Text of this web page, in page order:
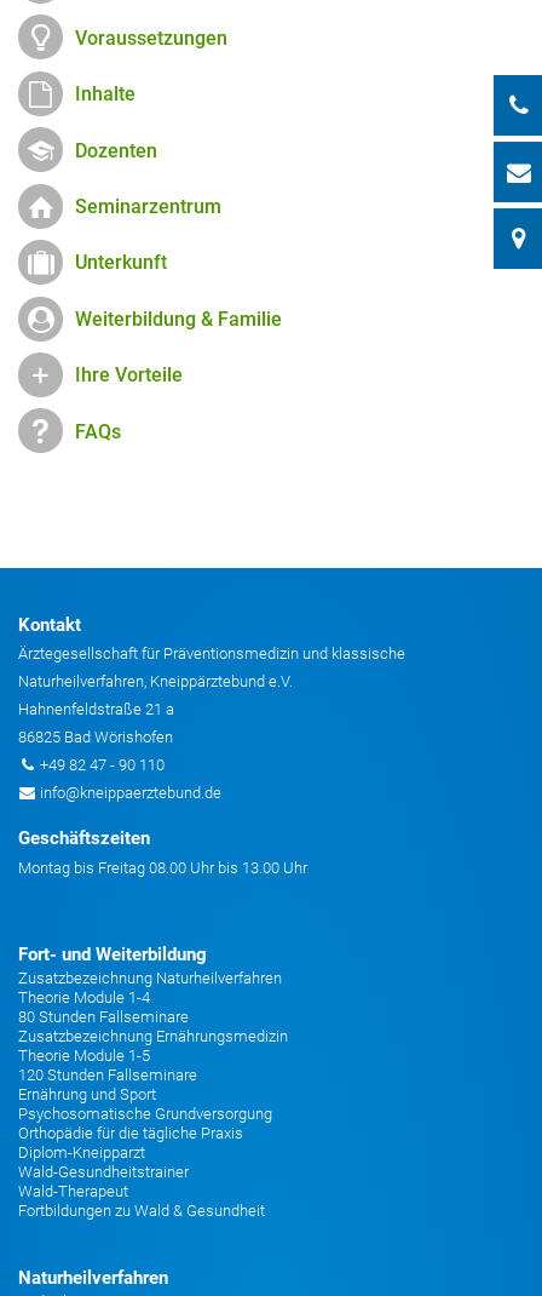
Voraussetzungen
Inhalte
Dozenten
Seminarzentrum
Unterkunft
Weiterbildung & Familie
Ihre Vorteile
FAQs
Kontakt
Ärztegesellschaft für Präventionsmedizin und klassische
Naturheilverfahren, Kneippärztebund e.V.
Hahnenfeldstraße 21 a
86825 Bad Wörishofen
+49 82 47 - 90 110
info@kneippaerztebund.de
Geschäftszeiten
Montag bis Freitag 08.00 Uhr bis 13.00 Uhr
Fort- und Weiterbildung
Zusatzbezeichnung Naturheilverfahren
Theorie Module 1-4
80 Stunden Fallseminare
Zusatzbezeichnung Ernährungsmedizin
Theorie Module 1-5
120 Stunden Fallseminare
Ernährung und Sport
Psychosomatische Grundversorgung
Orthopädie für die tägliche Praxis
Diplom-Kneipparzt
Wald-Gesundheitstrainer
Wald-Therapeut
Fortbildungen zu Wald & Gesundheit
Naturheilverfahren